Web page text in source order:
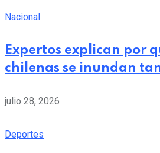
Nacional
Expertos explican por
chilenas se inundan
julio 28, 2026
Deportes